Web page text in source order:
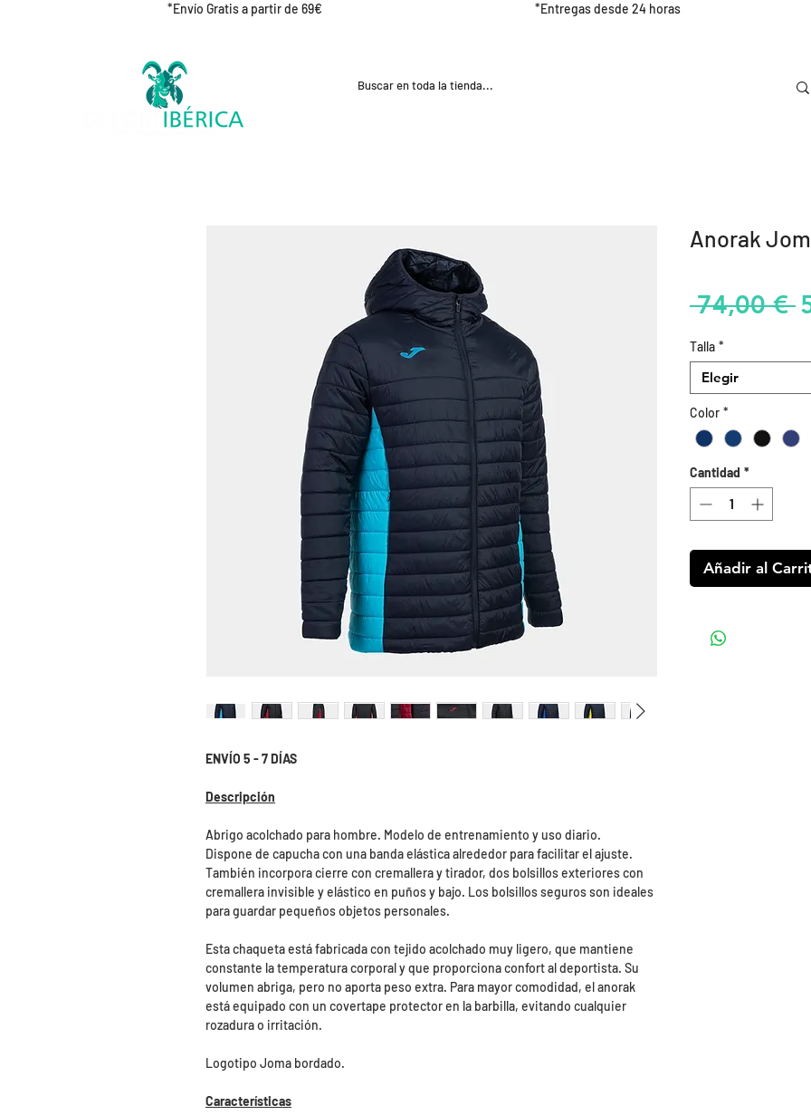
*Envío Gratis a partir de 69€ *Entregas desde 24 horas
ENVÍO 5 - 7 DÍAS
Descripción
Abrigo acolchado para hombre. Modelo de entrenamiento y uso diario.
Dispone de capucha con una banda elástica alrededor para facilitar el ajuste.
También incorpora cierre con cremallera y tirador, dos bolsillos exteriores con
cremallera invisible y elástico en puños y bajo. Los bolsillos seguros son ideales
para guardar pequeños objetos personales.
Esta chaqueta está fabricada con tejido acolchado muy ligero, que mantiene
constante la temperatura corporal y que proporciona confort al deportista. Su
volumen abriga, pero no aporta peso extra. Para mayor comodidad, el anorak
está equipado con un covertape protector en la barbilla, evitando cualquier
rozadura o irritación.
Logotipo Joma bordado.
Características
Anorak
74,00 €
Talla *
Elegir
Color *
Cantidad *
Añadir al